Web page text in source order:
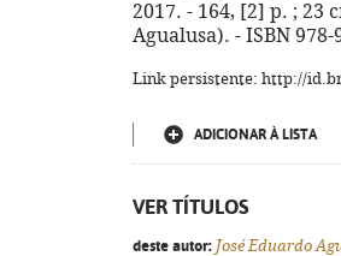
2017. - 164, [2] p. ; 23
Agualusa). - ISBN 978-
Link persistente: http://
ADICIONAR À LISTA
VER TÍTULOS
deste autor: José Eduardo